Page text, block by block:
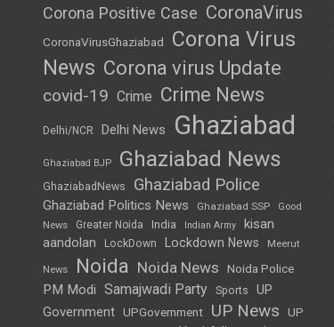
Corona Positive Case CoronaVirus
CoronaVirusGhaziabad
Corona Virus
News Corona virus Update
covid-19 Crime Crime News
Delhi/NCR Delhi News Ghaziabad
Ghaziabad BJP Ghaziabad News
GhaziabadNews Ghaziabad Police
Ghaziabad Politics News Ghaziabad SSP
Good
News
Greater Noida India Indian Army
kisan
aandolan
LockDown Lockdown News Meerut
News Noida Noida News Noida Police
PM Modi Samajwadi Party Sports
UP
Government UPGovernment UP News
UP